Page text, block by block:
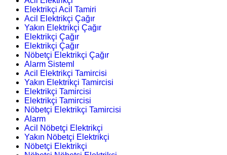
Elektrikçi Acil Tamiri
Acil Elektrikçi Çağır
Yakın Elektrikçi Çağır
Elektrikçi Çağır
Elektrikçi Çağır
Nöbetçi Elektrikçi Çağır
Alarm Sisteml
Acil Elektrikçi Tamircisi
Yakın Elektrikçi Tamircisi
Elektrikçi Tamircisi
Elektrikçi Tamircisi
Nöbetçi Elektrikçi Tamircisi
Alarm
Acil Nöbetçi Elektrikçi
Yakın Nöbetçi Elektrikçi
Nöbetçi Elektrikçi